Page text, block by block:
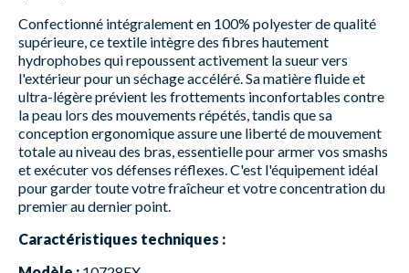
Confectionné intégralement en 100% polyester de qualité
supérieure, ce textile intègre des fibres hautement
hydrophobes qui repoussent activement la sueur vers
l'extérieur pour un séchage accéléré. Sa matière fluide et
ultra-légère prévient les frottements inconfortables contre
la peau lors des mouvements répétés, tandis que sa
conception ergonomique assure une liberté de mouvement
totale au niveau des bras, essentielle pour armer vos smashs
et exécuter vos défenses réflexes. C'est l'équipement idéal
pour garder toute votre fraîcheur et votre concentration du
premier au dernier point.
Caractéristiques techniques :